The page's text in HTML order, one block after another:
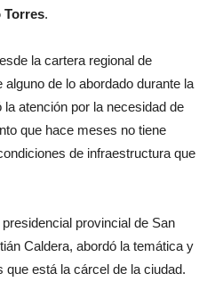
Torres.
la cartera regional de
de lo abordado durante la
atención por la necesidad de
que hace meses no tiene
de infraestructura que
provincial de San
Caldera, abordó la temática y
que está la cárcel de la ciudad.